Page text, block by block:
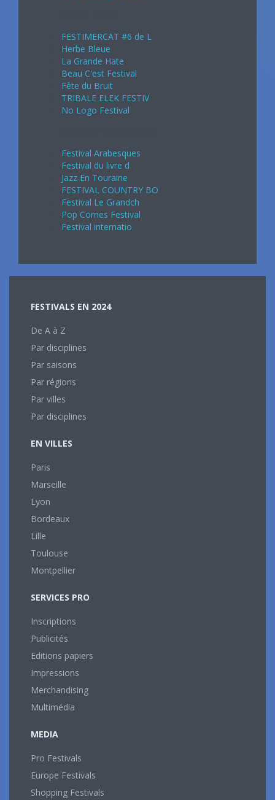
FESTIMERCAT #6 de L
Herbe Bleue
La Grande Hate
Beau C'est Festival
Fête du Bruit
TRIBALE ELEK FESTIV
No Logo Festival
Festival Arabesques
Festival du livre d
Jazz En Touraine
FESTIVAL COUNTRY BO
Festival Le Grandch
Pop Cornes Festival
Festival internatio
FESTIVALS EN 2024
De A à Z
Par disciplines
Par saisons
Par régions
Par villes
Par disciplines
EN VILLES
Paris
Marseille
Lyon
Bordeaux
Lille
Toulouse
Montpellier
SERVICES PRO
Inscriptions
Publicités
Editions papiers
Impressions
Merchandising
Multimédia
MEDIA
Pro Festivals
Europe Festivals
Shopping Festivals